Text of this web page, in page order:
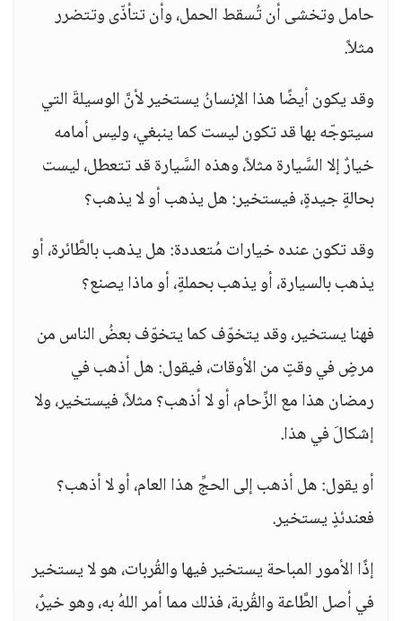
حامل وتخشى أن تُسقط الحمل، وأن تتأذّى وتتضرر
مثلاً.
وقد يكون أيضًا هذا الإنسانُ يستخير لأنَّ الوسيلةَ التي
سيتوجّه بها قد تكون ليست كما ينبغي، وليس أمامه
خيارٌ إلا السَّيارة مثلاً، وهذه السَّيارة قد تتعطل، ليست
بحالةٍ جيدةٍ، فيستخير: هل يذهب أو لا يذهب؟
وقد تكون عنده خيارات مُتعددة: هل يذهب بالطَّائرة، أو
يذهب بالسيارة، أو يذهب بحملةٍ، أو ماذا يصنع؟
فهنا يستخير، وقد يتخوّف كما يتخوّف بعضُ الناس من
مرضٍ في وقتٍ من الأوقات، فيقول: هل أذهب في
رمضان هذا مع الزِّحام، أو لا أذهب؟ مثلاً، فيستخير، ولا
إشكالَ في هذا.
أو يقول: هل أذهب إلى الحجِّ هذا العام، أو لا أذهب؟
فعندئذٍ يستخير.
إذًا الأمور المباحة يستخير فيها والقُربات، هو لا يستخير
في أصل الطَّاعة والقُربة، فذلك مما أمر اللهُ به، وهو خيرٌ،